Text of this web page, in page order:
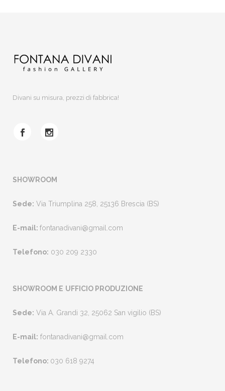
Divani su misura, prezzi di fabbrica!
SHOWROOM
Sede: Via Triumplina 258, 25136 Brescia (BS)
E-mail: fontanadivani@gmail.com
Telefono: 030 209 2330
SHOWROOM E UFFICIO PRODUZIONE
Sede: Via A. Grandi 32, 25062 San vigilio (BS)
E-mail: fontanadivani@gmail.com
Telefono: 030 618 9274